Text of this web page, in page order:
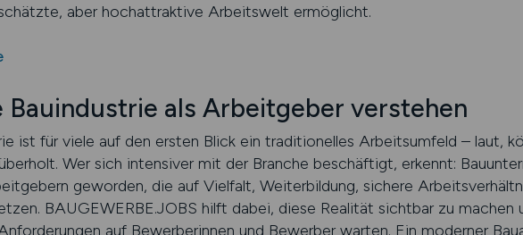
aber hochattraktive Arbeitswelt ermöglicht.
Bauindustrie als Arbeitgeber verstehen
ist für viele auf den ersten Blick ein traditionelles Arbeitsumfeld – laut,
Wer sich intensiver mit der Branche beschäftigt, erkennt:
geworden, die auf Vielfalt, Weiterbildung, sichere
BAUGEWERBE.JOBS hilft dabei, diese Realität sichtbar zu machen
auf Bewerberinnen und Bewerber warten. Ein moderner